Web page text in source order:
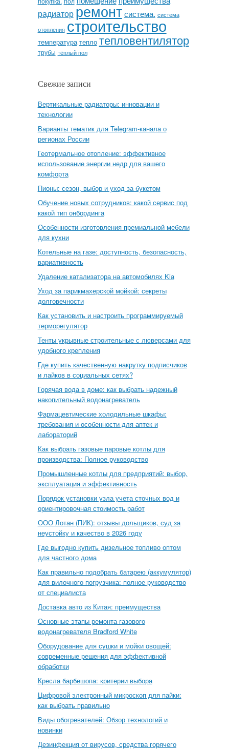
радиатор ремонт система. система
отопления строительство
температура тепло тепловентилятор
трубы тёплый пол
Свежие записи
Вертикальные радиаторы: инновации и
технологии
Варианты тематик для Telegram-канала о
регионах России
Геотермальное отопление: эффективное
использование энергии недр для вашего
комфорта
Пионы: сезон, выбор и уход за букетом
Обучение новых сотрудников: какой сервис под
какой тип онбординга
Особенности изготовления премиальной мебели
для кухни
Котельные на газе: доступность, безопасность,
вариативность
Удаление катализатора на автомобилях Kia
Уход за парикмахерской мойкой: секреты
долговечности
Как установить и настроить программируемый
терморегулятор
Тенты укрывные строительные с люверсами для
удобного крепления
Где купить качественную накрутку подписчиков
и лайков в социальных сетях?
Горячая вода в доме: как выбрать надежный
накопительный водонагреватель
Фармацевтические холодильные шкафы:
требования и особенности для аптек и
лабораторий
Как выбрать газовые паровые котлы для
производства: Полное руководство
Промышленные котлы для предприятий: выбор,
эксплуатация и эффективность
Порядок установки узла учета сточных вод и
ориентировочная стоимость работ
ООО Лотан (ПИК): отзывы дольщиков, суд за
неустойку и качество в 2026 году
Где выгодно купить дизельное топливо оптом
для частного дома
Как правильно подобрать батарею (аккумулятор)
для вилочного погрузчика: полное руководство
от специалиста
Доставка авто из Китая: преимущества
Основные этапы ремонта газового
водонагревателя Bradford White
Оборудование для сушки и мойки овощей:
современные решения для эффективной
обработки
Кресла барбешопа: критерии выбора
Цифровой электронный микроскоп для пайки:
как выбрать правильно
Виды обогревателей: Обзор технологий и
новинки
Дезинфекция от вирусов, средства горячего